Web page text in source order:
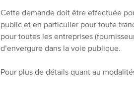
Cette demande doit être effectuée
public et en particulier pour toute
pour toutes les entreprises
d’envergure dans la voie publique.
Pour plus de détails quant au